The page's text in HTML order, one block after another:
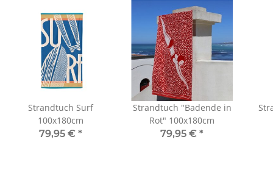
Strandtuch Surf
100x180cm
79,95 € *
Strandtuch "Badende in
Rot" 100x180cm
79,95 € *